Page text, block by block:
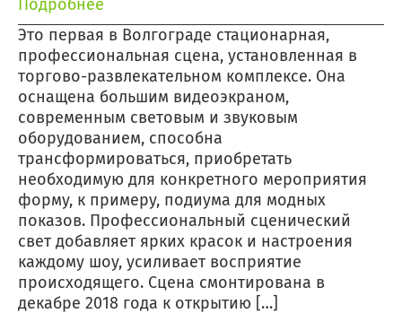
Подробнее
Это первая в Волгограде стационарная,
профессиональная сцена, установленная в
торгово-развлекательном комплексе. Она
оснащена большим видеоэкраном,
современным световым и звуковым
оборудованием, способна
трансформироваться, приобретать
необходимую для конкретного мероприятия
форму, к примеру, подиума для модных
показов. Профессиональный сценический
свет добавляет ярких красок и настроения
каждому шоу, усиливает восприятие
происходящего. Сцена смонтирована в
декабре 2018 года к открытию […]